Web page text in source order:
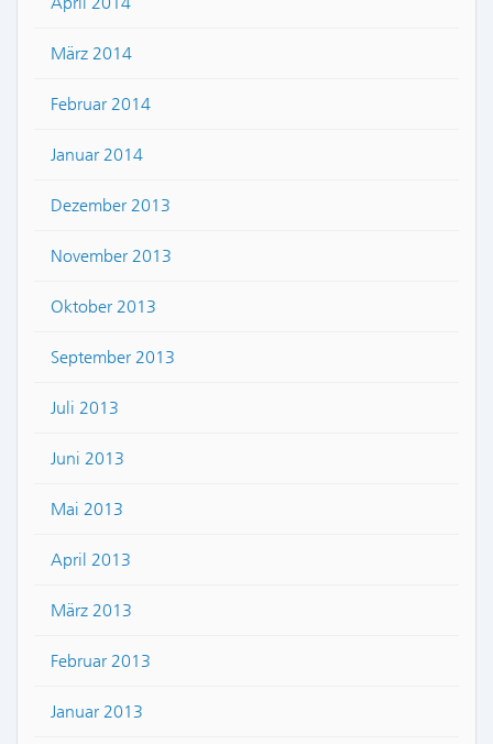
März 2014
Februar 2014
Januar 2014
Dezember 2013
November 2013
Oktober 2013
September 2013
Juli 2013
Juni 2013
Mai 2013
April 2013
März 2013
Februar 2013
Januar 2013